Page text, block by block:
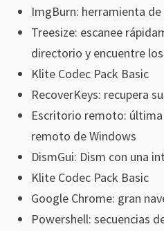
ImgBurn: herramienta de
Treesize: escanee
directorio y encuentre
Klite Codec Pack Basic
RecoverKeys: recupera
Escritorio remoto:
remoto de Windows
DismGui: Dism con una
Klite Codec Pack Basic
Google Chrome: gran
Powershell: secuencias